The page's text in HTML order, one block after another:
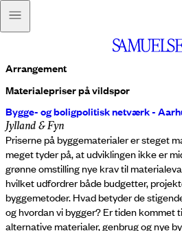
Arrangement
Materialepriser på vildspor
Bygge- og boligpolitisk netværk -
Jylland & Fyn
Priserne på byggematerialer er steget
meget tyder på, at udviklingen ikke er
grønne omstilling nye krav til
hvilket udfordrer både budgetter,
byggemetoder. Hvad betyder de
og hvordan vi bygger? Er tiden kommet
alternative materialer, genbrug og nye